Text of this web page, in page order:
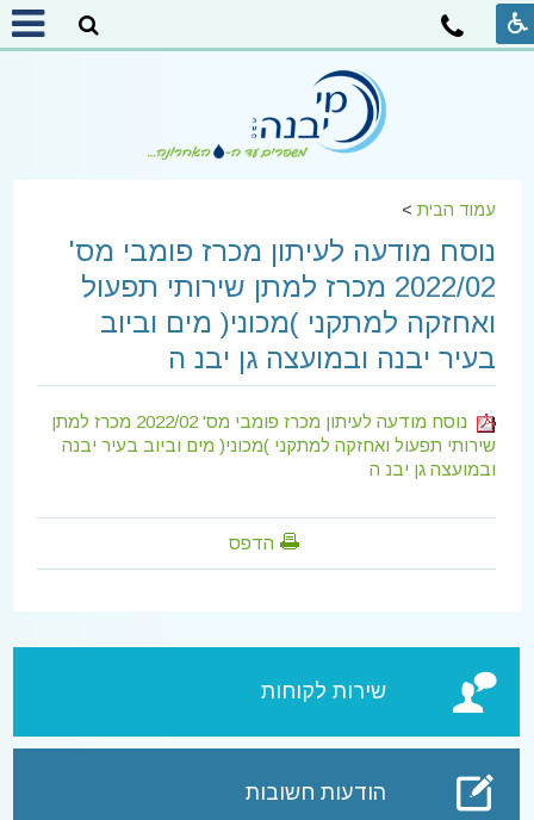
שירות לקוחות
הודעות חשובות
עמוד הבית>
נוסח מודעה לעיתון מכרז פומבי מס'
2022/02 מכרז למתן שירותי תפעול
ואחזקה למתקני )מכוני( מים וביוב
בעיר יבנה ובמועצה גן יבנ ה
נוסח מודעה לעיתון מכרז פומבי מס' 2022/02 מכרז למתן
שירותי תפעול ואחזקה למתקני )מכוני( מים וביוב בעיר יבנה
ובמועצה גן יבנ ה
הדפס